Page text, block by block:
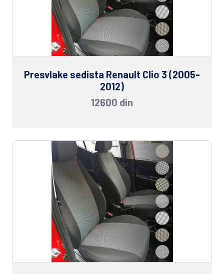
Presvlake sedista Renault Clio 3 (2005-
2012)
12600 din